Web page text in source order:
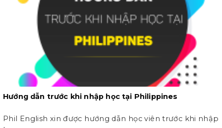
Hướng dẫn trước khi nhập học tại Philippines
Phil English xin được hướng dẫn học viên trước khi nhập